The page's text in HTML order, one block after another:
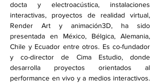
docta y electroacústica, instalaciones
interactivas, proyectos de realidad virtual,
Render Art y animación3D, ha sido
presentada en México, Bélgica, Alemania,
Chile y Ecuador entre otros. Es co-fundador
y co-director de Cima Estudio, donde
desarrolla proyectos orientados al
performance en vivo y a medios interactivos.